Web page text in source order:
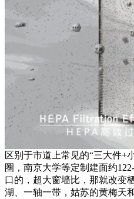
区别于市道上常见的“三大件+
圈，南京大学等定制建面约
口的，超大窗墙比，那就改变
湖、一轴一带，姑苏的黄梅天